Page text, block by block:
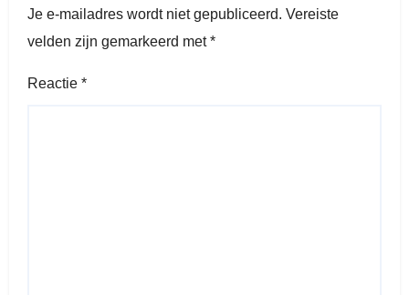
Je e-mailadres wordt niet gepubliceerd. Vereiste
velden zijn gemarkeerd met*
Reactie *